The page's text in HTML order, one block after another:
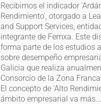
Recibimos el indicador
Rendimiento', otorgado a
and Support Services,
integrante de Femxa. Este
forma parte de los estudios
sobre desempeño
Galicia que realiza
Consorcio de la Zona
El concepto de 'Alto
ámbito empresarial va más...